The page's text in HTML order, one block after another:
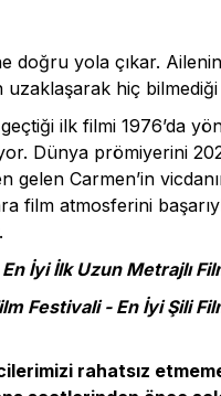
doğru yola çıkar.
uzaklaşarak hiç
ilk filmi 1976’da
Dünya prömiyerini
Carmen’in
film atmosferini
İyi İlk Uzun Metrajlı
Festivali - En İyi Şili
rahatsız